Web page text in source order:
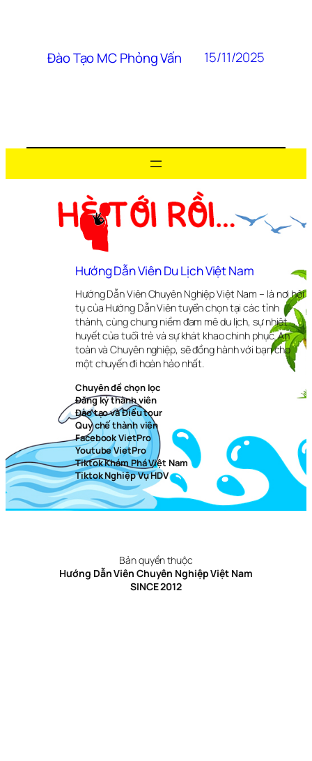
Đào Tạo MC Phỏng Vấn 15/11/2025
Hướng Dẫn Viên Du Lịch Việt Nam
Hướng Dẫn Viên Chuyên Nghiệp Việt Nam – là nơi hội
tụ của Hướng Dẫn Viên tuyển chọn tại các tỉnh
thành, cùng chung niềm đam mê du lịch, sự nhiệt
huyết của tuổi trẻ và sự khát khao chinh phục. An
toàn và Chuyên nghiệp, sẽ đồng hành với bạn cho
một chuyến đi hoàn hảo nhất.
Chuyên đề chọn lọc
Đăng ký thành viên
Đào tạo và Điều tour
Quy chế thành viên
Facebook VietPro
Youtube VietPro
Tiktok Khám Phá Việt Nam
Tiktok Nghiệp Vụ HDV
Bản quyền thuộc
Hướng Dẫn Viên Chuyên Nghiệp Việt Nam
SINCE 2012